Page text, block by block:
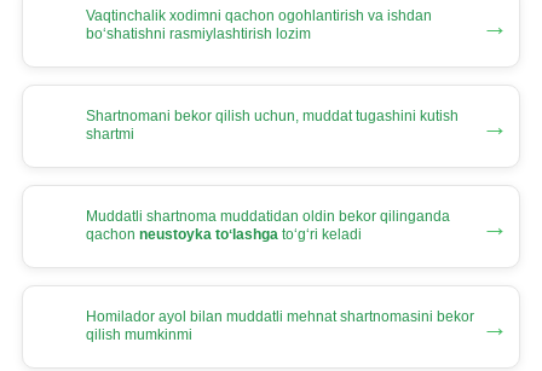
Vaqtinchalik хodimni qachon ogohlantirish va ishdan
boʻshatishni rasmiylashtirish lozim
→
Shartnomani bekor qilish uchun, muddat tugashini kutish
shartmi
→
Muddatli shartnoma muddatidan oldin bekor qilinganda
qachon neustoyka toʻlashga toʻgʻri keladi →
Homilador ayol bilan muddatli mehnat shartnomasini bekor
qilish mumkinmi
→